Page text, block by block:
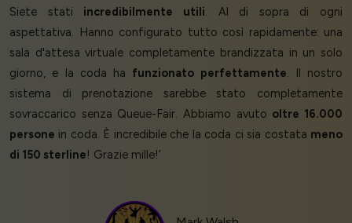
Siete stati incredibilmente utili. Al di sopra di ogni
aspettativa. Hanno configurato tutto così rapidamente: una
sala d'attesa virtuale completamente brandizzata in un solo
giorno, e la coda ha funzionato perfettamente. Il nostro
sistema di prenotazione sarebbe stato completamente
sovraccarico senza Queue-Fair. Abbiamo avuto oltre 16.000
persone in coda. È incredibile che la coda ci sia costata meno
di 150 sterline! Grazie mille!’